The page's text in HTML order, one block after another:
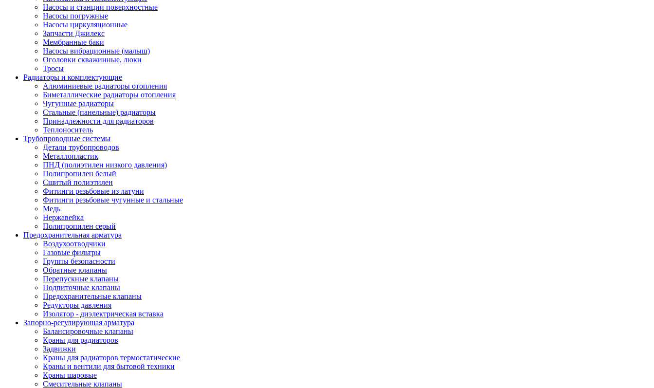
Насосы и станции поверхностные
Насосы погружные
Насосы циркуляционные
Запчасти Джилекс
Мембранные баки
Насосы вибрационные (малыш)
Оголовки скважинные, люки
Тросы
Радиаторы и комплектующие
Алюминиевые радиаторы отопления
Биметаллические радиаторы отопления
Чугунные радиаторы
Стальные (панельные) радиаторы
Принадлежности для радиаторов
Теплоноситель
Трубопроводные системы
Детали трубопроводов
Металлопластик
ПНД (полиэтилен низкого давления)
Полипропилен белый
Сшитый полиэтилен
Фитинги резьбовые из латуни
Фитинги резьбовые чугунные и стальные
Медь
Нержавейка
Полипропилен серый
Предохранительная арматура
Воздухоотводчики
Газовые фильтры
Группы безопасности
Обратные клапаны
Перепускные клапаны
Подпиточные клапаны
Предохранительные клапаны
Редукторы давления
Изолятор - диэлектрическая вставка
Запорно-регулирующая арматура
Балансировочные клапаны
Краны для радиаторов
Задвижки
Краны для радиаторов термостатические
Краны и вентили для бытовой техники
Краны шаровые
Смесительные клапаны